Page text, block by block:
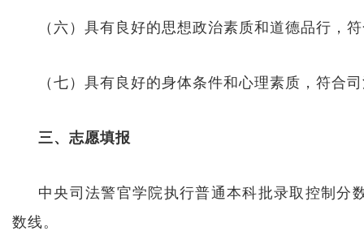
（六）具有良好的思想政治素质和道德品行，
（七）具有良好的身体条件和心理素质，符合
三、志愿填报
中央司法警官学院执行普通本科批录取控制分
数线。